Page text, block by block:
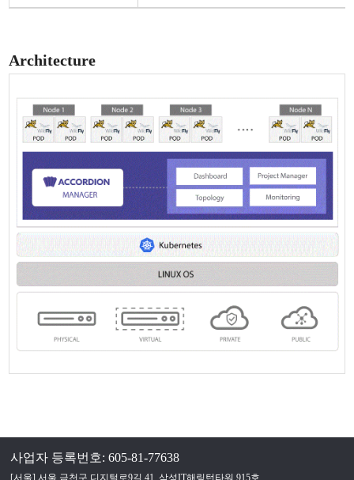
Architecture
사업자 등록번호: 605-81-77638
[서울] 서울 금천구 디지털로9길 41, 삼성IT해링턴타워 915호